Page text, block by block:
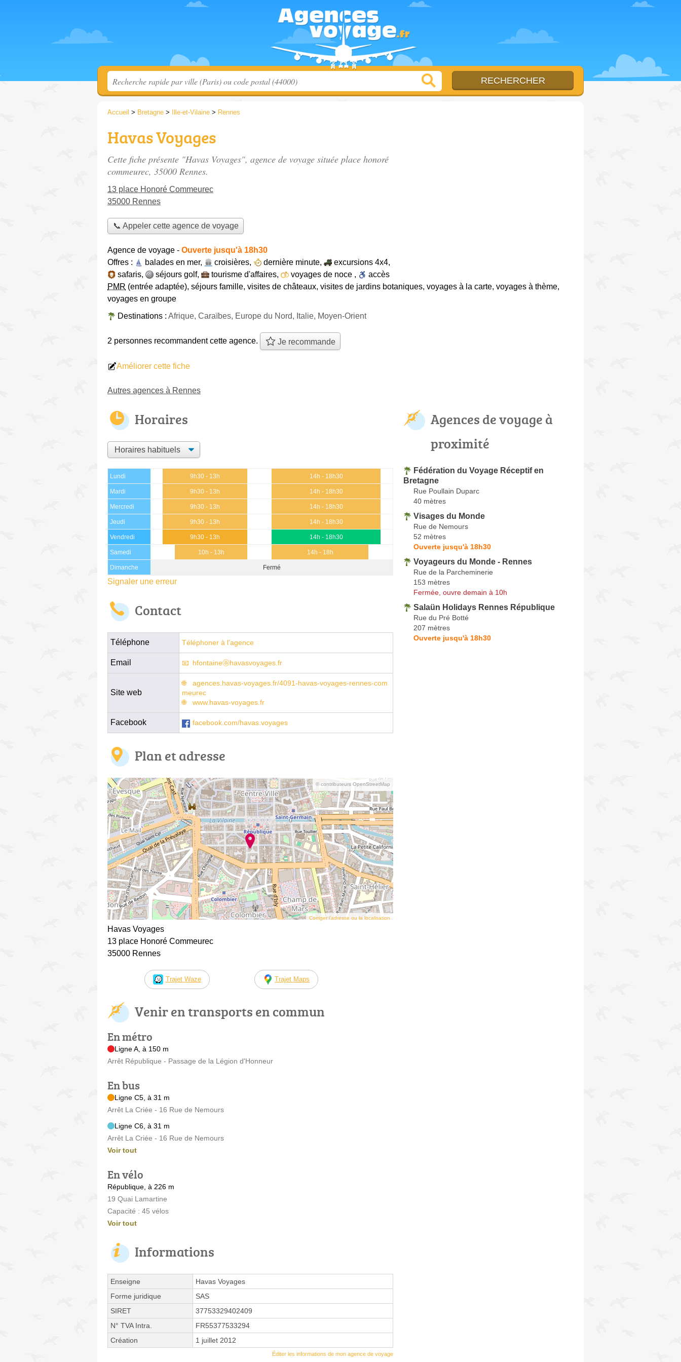
Accueil > Bretagne > Ille-et-Vilaine > Rennes
Havas Voyages
Cette fiche présente "Havas Voyages", agence de voyage située place honoré
commeurec, 35000 Rennes.
13 place Honoré Commeurec
35000 Rennes
📞 Appeler cette agence de voyage
Agence de voyage - Ouverte jusqu'à 18h30
Offres :
balades en mer, croisières, dernière minute, excursions 4x4,
safaris, séjours golf, tourisme d'affaires, voyages de noce ,
accès
PMR (entrée adaptée), séjours famille, visites de châteaux, visites de jardins botaniques, voyages à la carte, voyages à thème,
voyages en groupe
Destinations : Afrique, Caraïbes, Europe du Nord, Italie, Moyen-Orient
2 personnes recommandentcette agence. Je recommande
Améliorer cette fiche
Autres agences à Rennes
Horaires
Lundi 9h30 - 13h 14h - 18h30
Mardi 9h30 - 13h 14h - 18h30
Mercredi 9h30 - 13h 14h - 18h30
Jeudi 9h30 - 13h 14h - 18h30
Vendredi 9h30 - 13h 14h - 18h30
Samedi 10h - 13h 14h - 18h
Dimanche Fermé
Signaler une erreur
Contact
Téléphone Téléphoner à l'agence
Email hfontaineⓐhavasvoyages.fr
Site web
agences.havas-voyages.fr/4091-havas-voyages-rennes-com
meurec
www.havas-voyages.fr
Facebook facebook.com/havas.voyages
Plan et adresse
© contributeurs OpenStreetMap
Corriger l’adresse ou la localisation
Havas Voyages
13 place Honoré Commeurec
35000 Rennes
Trajet Waze Trajet Maps
Venir en transports en commun
En métro
Ligne A, à 150 m
Arrêt République - Passage de la Légion d'Honneur
En bus
Ligne C5, à 31 m
Arrêt La Criée - 16 Rue de Nemours
Ligne C6, à 31 m
Arrêt La Criée - 16 Rue de Nemours
Voir tout
En vélo
République, à 226 m
19 Quai Lamartine
Capacité : 45 vélos
Voir tout
Informations
Enseigne
Havas Voyages
Forme juridique
SAS
SIRET
37753329402409
N° TVA Intra.
FR55377533294
Création
1 juillet 2012
Éditer les informations de mon agence de voyage
Agences de voyage à
proximité
Fédération du Voyage Réceptif en
Bretagne
Rue Poullain Duparc
40 mètres
Visages du Monde
Rue de Nemours
52 mètres
Ouverte jusqu'à 18h30
Voyageurs du Monde - Rennes
Rue de la Parcheminerie
153 mètres
Fermée, ouvre demain à 10h
Salaün Holidays Rennes République
Rue du Pré Botté
207 mètres
Ouverte jusqu'à 18h30